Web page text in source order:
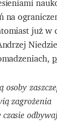
na
już w
zagrożenia